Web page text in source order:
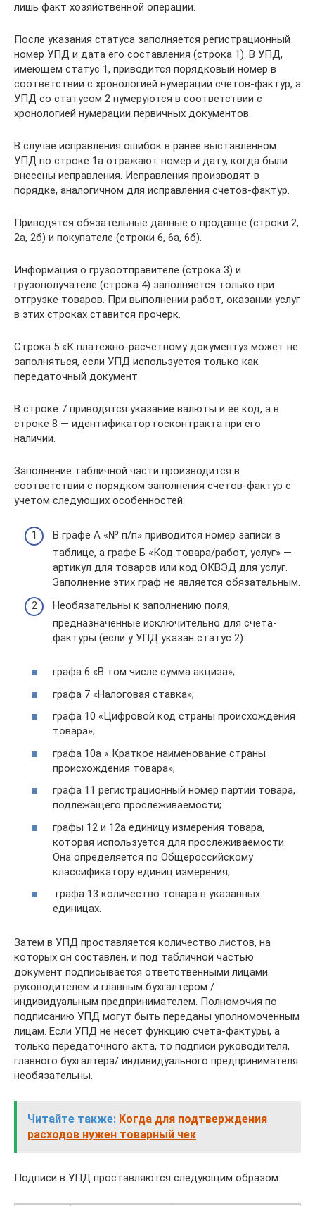
лишь факт хозяйственной операции.
После указания статуса заполняется регистрационный
номер УПД и дата его составления (строка 1). В УПД,
имеющем статус 1, приводится порядковый номер в
соответствии с хронологией нумерации счетов-фактур, а
УПД со статусом 2 нумеруются в соответствии с
хронологией нумерации первичных документов.
В случае исправления ошибок в ранее выставленном
УПД по строке 1а отражают номер и дату, когда были
внесены исправления. Исправления производят в
порядке, аналогичном для исправления счетов-фактур.
Приводятся обязательные данные о продавце (строки 2,
2а, 2б) и покупателе (строки 6, 6а, 6б).
Информация о грузоотправителе (строка 3) и
грузополучателе (строка 4) заполняется только при
отгрузке товаров. При выполнении работ, оказании услуг
в этих строках ставится прочерк.
Строка 5 «К платежно-расчетному документу» может не
заполняться, если УПД используется только как
передаточный документ.
В строке 7 приводятся указание валюты и ее код, а в
строке 8 — идентификатор госконтракта при его
наличии.
Заполнение табличной части производится в
соответствии с порядком заполнения счетов-фактур с
учетом следующих особенностей:
В графе А «№ п/п» приводится номер записи в
таблице, а графе Б «Код товара/работ, услуг» —
артикул для товаров или код ОКВЭД для услуг.
Заполнение этих граф не является обязательным.
Необязательны к заполнению поля,
предназначенные исключительно для счета-
фактуры (если у УПД указан статус 2):
графа 6 «В том числе сумма акциза»;
графа 7 «Налоговая ставка»;
графа 10 «Цифровой код страны происхождения
товара»;
графа 10а « Краткое наименование страны
происхождения товара»;
графа 11 регистрационный номер партии товара,
подлежащего прослеживаемости;
графы 12 и 12а единицу измерения товара,
которая используется для прослеживаемости.
Она определяется по Общероссийскому
классификатору единиц измерения;
графа 13 количество товара в указанных
единицах.
Затем в УПД проставляется количество листов, на
которых он составлен, и под табличной частью
документ подписывается ответственными лицами:
руководителем и главным бухгалтером /
индивидуальным предпринимателем. Полномочия по
подписанию УПД могут быть переданы уполномоченным
лицам. Если УПД не несет функцию счета-фактуры, а
только передаточного акта, то подписи руководителя,
главного бухгалтера/ индивидуального предпринимателя
необязательны.
Читайте также: Когда для подтверждения
расходов нужен товарный чек
Подписи в УПД проставляются следующим образом: